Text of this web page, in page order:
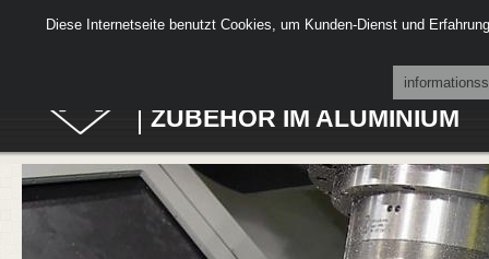
C.M.L.
MECHANISCHE
ZUBEHÖR IM ALUMINIUM
Diese Internetseite benutzt Cookies, um Kunden-Dienst und